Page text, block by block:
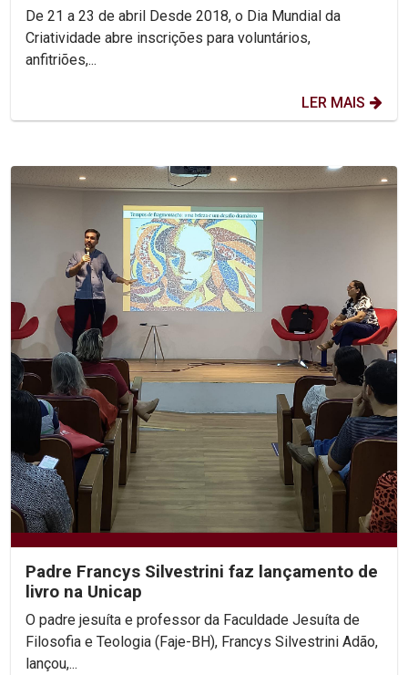
De 21 a 23 de abril Desde 2018, o Dia Mundial da
Criatividade abre inscrições para voluntários,
anfitriões,...
LER MAIS
Padre Francys Silvestrini faz lançamento de
livro na Unicap
O padre jesuíta e professor da Faculdade Jesuíta de
Filosofia e Teologia (Faje-BH), Francys Silvestrini Adão,
lançou,...